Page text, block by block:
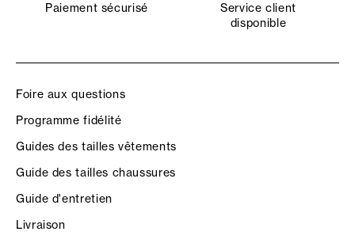
Paiement sécurisé
Service client
disponible
Foire aux questions
Programme fidélité
Guides des tailles vêtements
Guide des tailles chaussures
Guide d'entretien
Livraison